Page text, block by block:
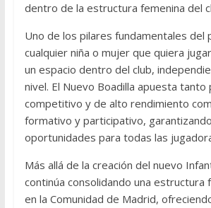
dentro de la estructura femenina del
Uno de los pilares fundamentales del
cualquier niña o mujer que quiera
un espacio dentro del club,
nivel. El Nuevo Boadilla apuesta
competitivo y de alto rendimiento
formativo y participativo,
oportunidades para todas las
Más allá de la creación del nuevo
continúa consolidando una estructura
en la Comunidad de Madrid,